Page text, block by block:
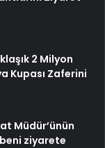
2 Milyon
Kupası Zaferini
Müdür’ünün
ziyarete